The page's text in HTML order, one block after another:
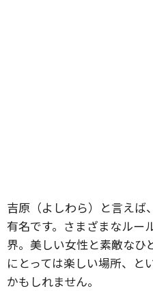
吉原（よしわら）と言えば
有名です。さまざまなルー
界。美しい女性と素敵な
にとっては楽しい場所、と
かもしれません。